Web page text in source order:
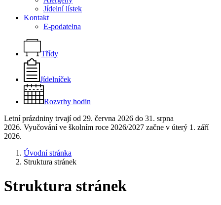
Jídelní lístek
Kontakt
E-podatelna
Třídy
Jídelníček
Rozvrhy hodin
Letní prázdniny trvají od 29. června 2026 do 31. srpna
2026. Vyučování ve školním roce 2026/2027 začne v úterý 1. září
2026.
Úvodní stránka
Struktura stránek
Struktura stránek